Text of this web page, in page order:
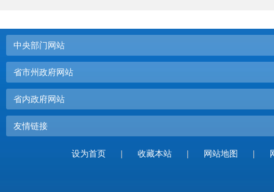
中央部门网站
省市州政府网站
省内政府网站
友情链接
设为首页 | 收藏本站 | 网站地图 |